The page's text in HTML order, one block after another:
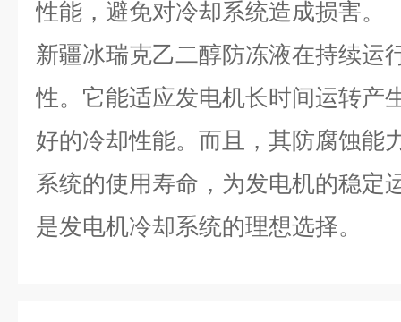
性能，避免对冷却系统造成损害。
新疆冰瑞克乙二醇防冻液在持续运
性。它能适应发电机长时间运转产
好的冷却性能。而且，其防腐蚀能
系统的使用寿命，为发电机的稳定
是发电机冷却系统的理想选择。